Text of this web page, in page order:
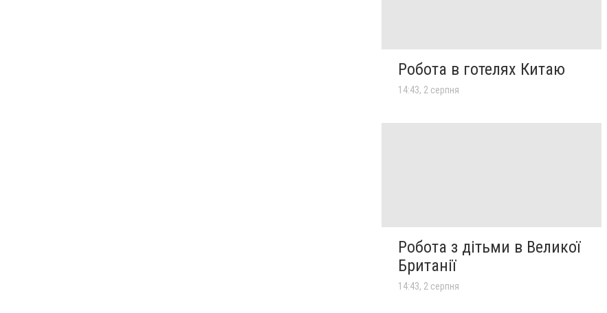
Робота в готелях Китаю
14:43, 2 серпня
Робота з дітьми в Великої
Британії
14:43, 2 серпня